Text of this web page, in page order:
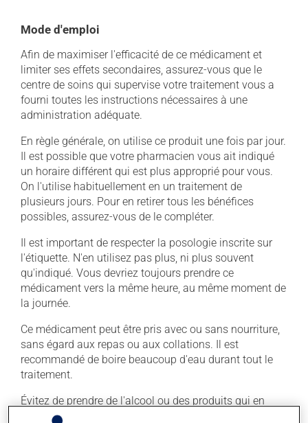
Mode d'emploi
Afin de maximiser l'efficacité de ce médicament et
limiter ses effets secondaires, assurez-vous que le
centre de soins qui supervise votre traitement vous a
fourni toutes les instructions nécessaires à une
administration adéquate.
En règle générale, on utilise ce produit une fois par jour.
Il est possible que votre pharmacien vous ait indiqué
un horaire différent qui est plus approprié pour vous.
On l'utilise habituellement en un traitement de
plusieurs jours. Pour en retirer tous les bénéfices
possibles, assurez-vous de le compléter.
Il est important de respecter la posologie inscrite sur
l'étiquette. N'en utilisez pas plus, ni plus souvent
qu'indiqué. Vous devriez toujours prendre ce
médicament vers la même heure, au même moment de
la journée.
Ce médicament peut être pris avec ou sans nourriture,
sans égard aux repas ou aux collations. Il est
recommandé de boire beaucoup d'eau durant tout le
traitement.
Évitez de prendre de l'alcool ou des produits qui en
contiennent pendant que vous utilisez ce médicament.